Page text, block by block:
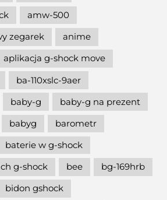
amw-500
zegarek
anime
aplikacja g-shock move
ba-110xslc-9aer
baby-g
baby-g na prezent
babyg
barometr
baterie w g-shock
g-shock
bee
bg-169hrb
bidon gshock